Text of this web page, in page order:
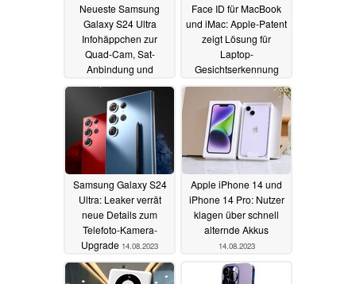
Neueste Samsung
Galaxy S24 Ultra
Infohäppchen zur
Quad-Cam, Sat-
Anbindung und
dünnerem Gehäuse
16.08.2023
Face ID für MacBook
und iMac: Apple-Patent
zeigt Lösung für
Laptop-
Gesichtserkennung
15.08.2023
Samsung Galaxy S24
Ultra: Leaker verrät
neue Details zum
Telefoto-Kamera-
Upgrade 14.08.2023
Apple iPhone 14 und
iPhone 14 Pro: Nutzer
klagen über schnell
alternde Akkus
14.08.2023